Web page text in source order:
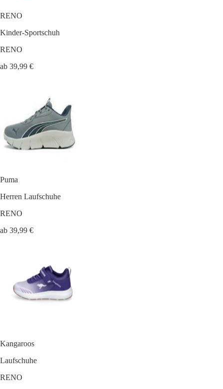
RENO
Kinder-Sportschuh
RENO
ab 39,99 €
Puma
Herren Laufschuhe
RENO
ab 39,99 €
Kangaroos
Laufschuhe
RENO